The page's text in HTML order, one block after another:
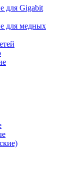
для Gigabit
для медных